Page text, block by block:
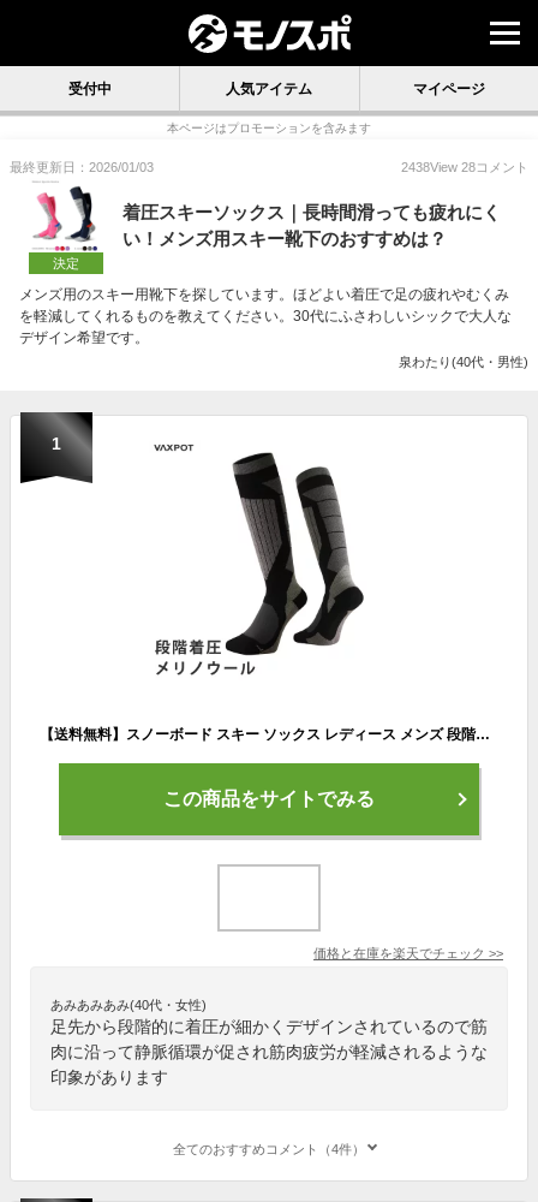
受付中 人気アイテム マイページ
本ページはプロモーションを含みます
最終更新日：2026/01/03 2438View 28コメント
決定
着圧スキーソックス｜長時間滑っても疲れにく
い！メンズ用スキー靴下のおすすめは？
メンズ用のスキー用靴下を探しています。ほどよい着圧で足の疲れやむくみ
を軽減してくれるものを教えてください。30代にふさわしいシックで大人な
デザイン希望です。
泉わたり(40代・男性)
1
【送料無料】スノーボード スキー ソックス レディース メンズ 段階着圧 VAXPOT(バックスポット) ハイソックス VA-1762【靴下 高機能 ソックス メリノウール 使用 スノボ】【スノーボード ウェア ゴーグル グローブ インナー スノーブーツ と一緒に】[返品交換不可]
この商品をサイトでみる
価格と在庫を楽天でチェック >>
あみあみあみ(40代・女性)
足先から段階的に着圧が細かくデザインされているので筋
肉に沿って静脈循環が促され筋肉疲労が軽減されるような
印象があります
全てのおすすめコメント（4件）